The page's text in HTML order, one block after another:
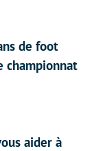
de foot
championnat
aider à